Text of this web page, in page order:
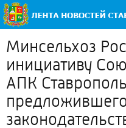
Минсельхоз
инициативу
АПК